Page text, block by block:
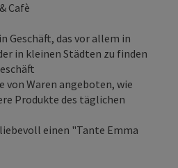
Cafè
Geschäft, das vor allem in
in kleinen Städten zu finden
Waren angeboten, wie
Produkte des täglichen
einen "Tante Emma